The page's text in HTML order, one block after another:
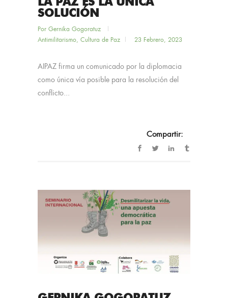
LA PAZ ES LA ÚNICA
SOLUCIÓN
Por Gernika Gogoratuz
Antimilitarismo, Cultura de Paz 23 Febrero, 2023
AIPAZ firma un comunicado por la diplomacia
como única vía posible para la resolución del
conflicto...
Compartir: